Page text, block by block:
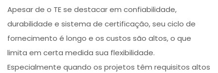
Apesar de o TE se destacar em confiabilidade,
durabilidade e sistema de certificação, seu ciclo de
fornecimento é longo e os custos são altos, o que
limita em certa medida sua flexibilidade.
Especialmente quando os projetos têm requisitos altos